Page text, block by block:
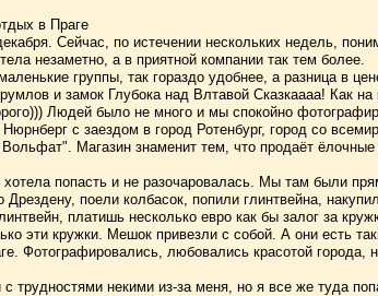
в Праге
Сейчас, по истечении нескольких недель,
незаметно, а в приятной компании так тем более.
группы, так гораздо удобнее, а разница в
и замок Глубока над Влтавой Сказкаааа! Как
Людей было не много и мы спокойно
с заездом в город Ротенбург, город со
Магазин знаменит тем, что продаёт
попасть и не разочаровалась. Мы там были
Дрездену, поели колбасок, попили глинтвейна,
платишь несколько евро как бы залог за
эти кружки. Мешок привезли с собой. А они есть
Фотографировались, любовались красотой города,
трудностями некими из-за меня, но я все же туда